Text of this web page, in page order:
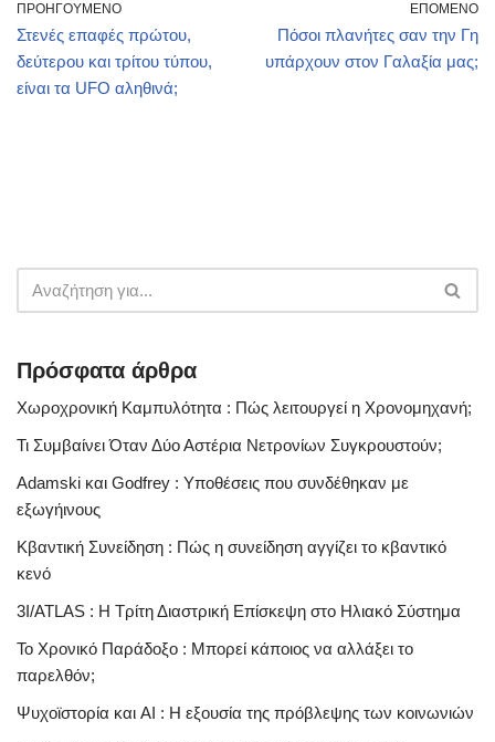
ΠΡΟΗΓΟΎΜΕΝΟ
Στενές επαφές πρώτου,
δεύτερου και τρίτου τύπου,
είναι τα UFO αληθινά;
ΕΠΌΜΕΝΟ
Πόσοι πλανήτες σαν την Γη
υπάρχουν στον Γαλαξία μας;
Πρόσφατα άρθρα
Χωροχρονική Καμπυλότητα : Πώς λειτουργεί η Χρονομηχανή;
Τι Συμβαίνει Όταν Δύο Αστέρια Νετρονίων Συγκρουστούν;
Adamski και Godfrey : Υποθέσεις που συνδέθηκαν με
εξωγήινους
Κβαντική Συνείδηση : Πώς η συνείδηση αγγίζει το κβαντικό
κενό
3I/ATLAS : Η Τρίτη Διαστρική Επίσκεψη στο Ηλιακό Σύστημα
Το Χρονικό Παράδοξο : Μπορεί κάποιος να αλλάξει το
παρελθόν;
Ψυχοϊστορία και AI : Η εξουσία της πρόβλεψης των κοινωνιών